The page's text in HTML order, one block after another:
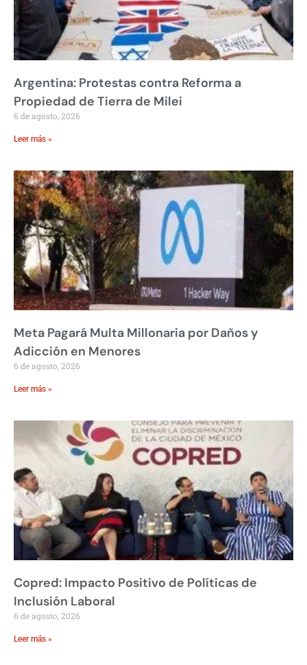
Argentina: Protestas contra Reforma a
Propiedad de Tierra de Milei
6 de agosto, 2026
Leer más »
Meta Pagará Multa Millonaria por Daños y
Adicción en Menores
6 de agosto, 2026
Leer más »
Copred: Impacto Positivo de Políticas de
Inclusión Laboral
6 de agosto, 2026
Leer más »